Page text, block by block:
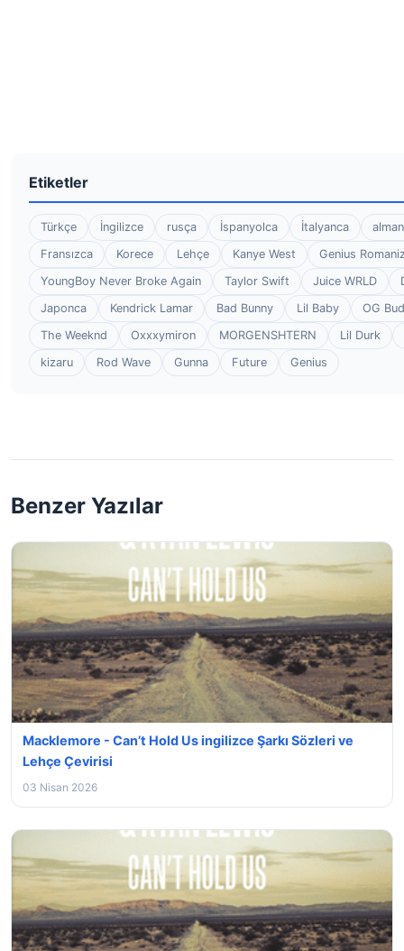
Etiketler
Türkçe İngilizce rusça İspanyolca İtalyanca
Fransızca
Korece Lehçe Kanye West
Genius
YoungBoy Never Broke Again
Taylor Swift Juice WRLD
Japonca
Kendrick Lamar Bad Bunny Lil Baby
OG
The Weeknd
Oxxxymiron MORGENSHTERN
Lil Durk
kizaru
Rod Wave Gunna Future Genius
Benzer Yazılar
Macklemore - Can’t Hold Us ingilizce Şarkı Sözleri ve
Lehçe Çevirisi
03 Nisan 2026